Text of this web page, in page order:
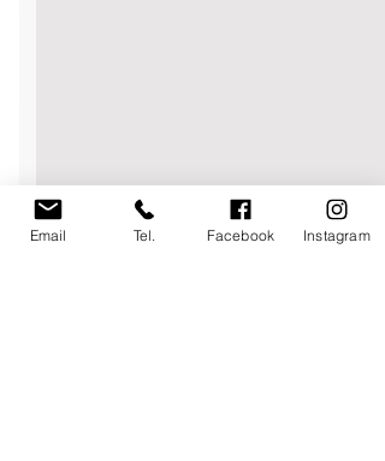
Email Tel. Facebook Instagram